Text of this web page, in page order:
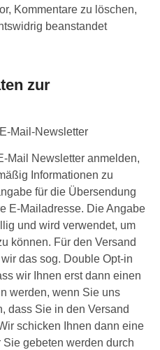
Kommentare zu löschen,
beanstandet
zur
Mail-Newsletter
Mail Newsletter anmelden,
Informationen zu
für die Übersendung
E-Mailadresse. Die Angabe
und wird verwendet, um
können. Für den Versand
das sog. Double Opt-in
wir Ihnen erst dann einen
werden, wenn Sie uns
dass Sie in den Versand
schicken Ihnen dann eine
gebeten werden durch